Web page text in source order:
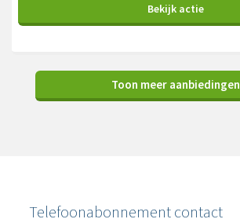
Bekijk actie
Toon meer aanbiedingen
Telefoonabonnement contact